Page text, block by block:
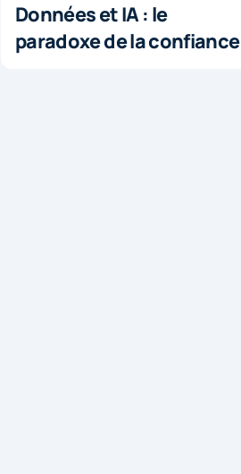
Données et IA : le
paradoxe de la confiance